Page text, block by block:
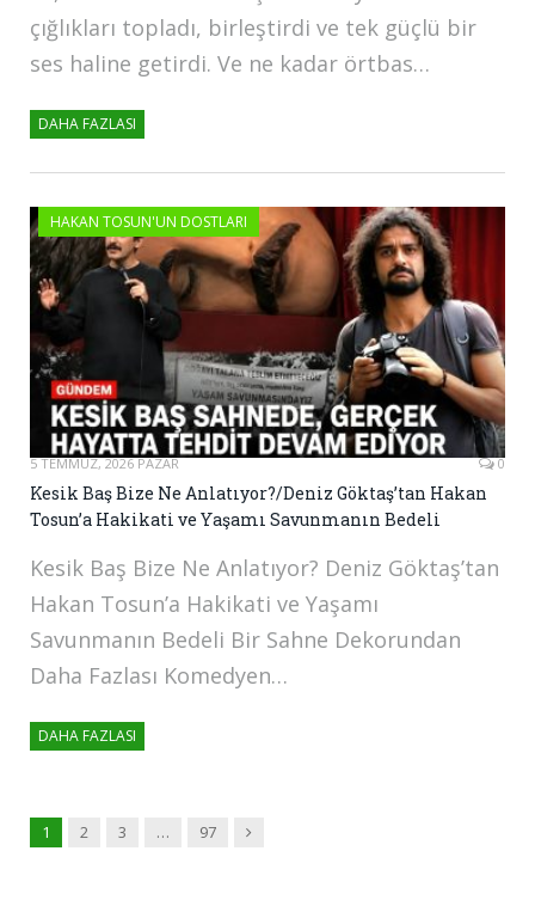
çığlıkları topladı, birleştirdi ve tek güçlü bir
ses haline getirdi. Ve ne kadar örtbas…
DAHA FAZLASI
HAKAN TOSUN'UN DOSTLARI
5 TEMMUZ, 2026 PAZAR 0
Kesik Baş Bize Ne Anlatıyor?/Deniz Göktaş’tan Hakan
Tosun’a Hakikati ve Yaşamı Savunmanın Bedeli
Kesik Baş Bize Ne Anlatıyor? Deniz Göktaş’tan
Hakan Tosun’a Hakikati ve Yaşamı
Savunmanın Bedeli Bir Sahne Dekorundan
Daha Fazlası Komedyen…
DAHA FAZLASI
1 2 3 … 97 Sonraki